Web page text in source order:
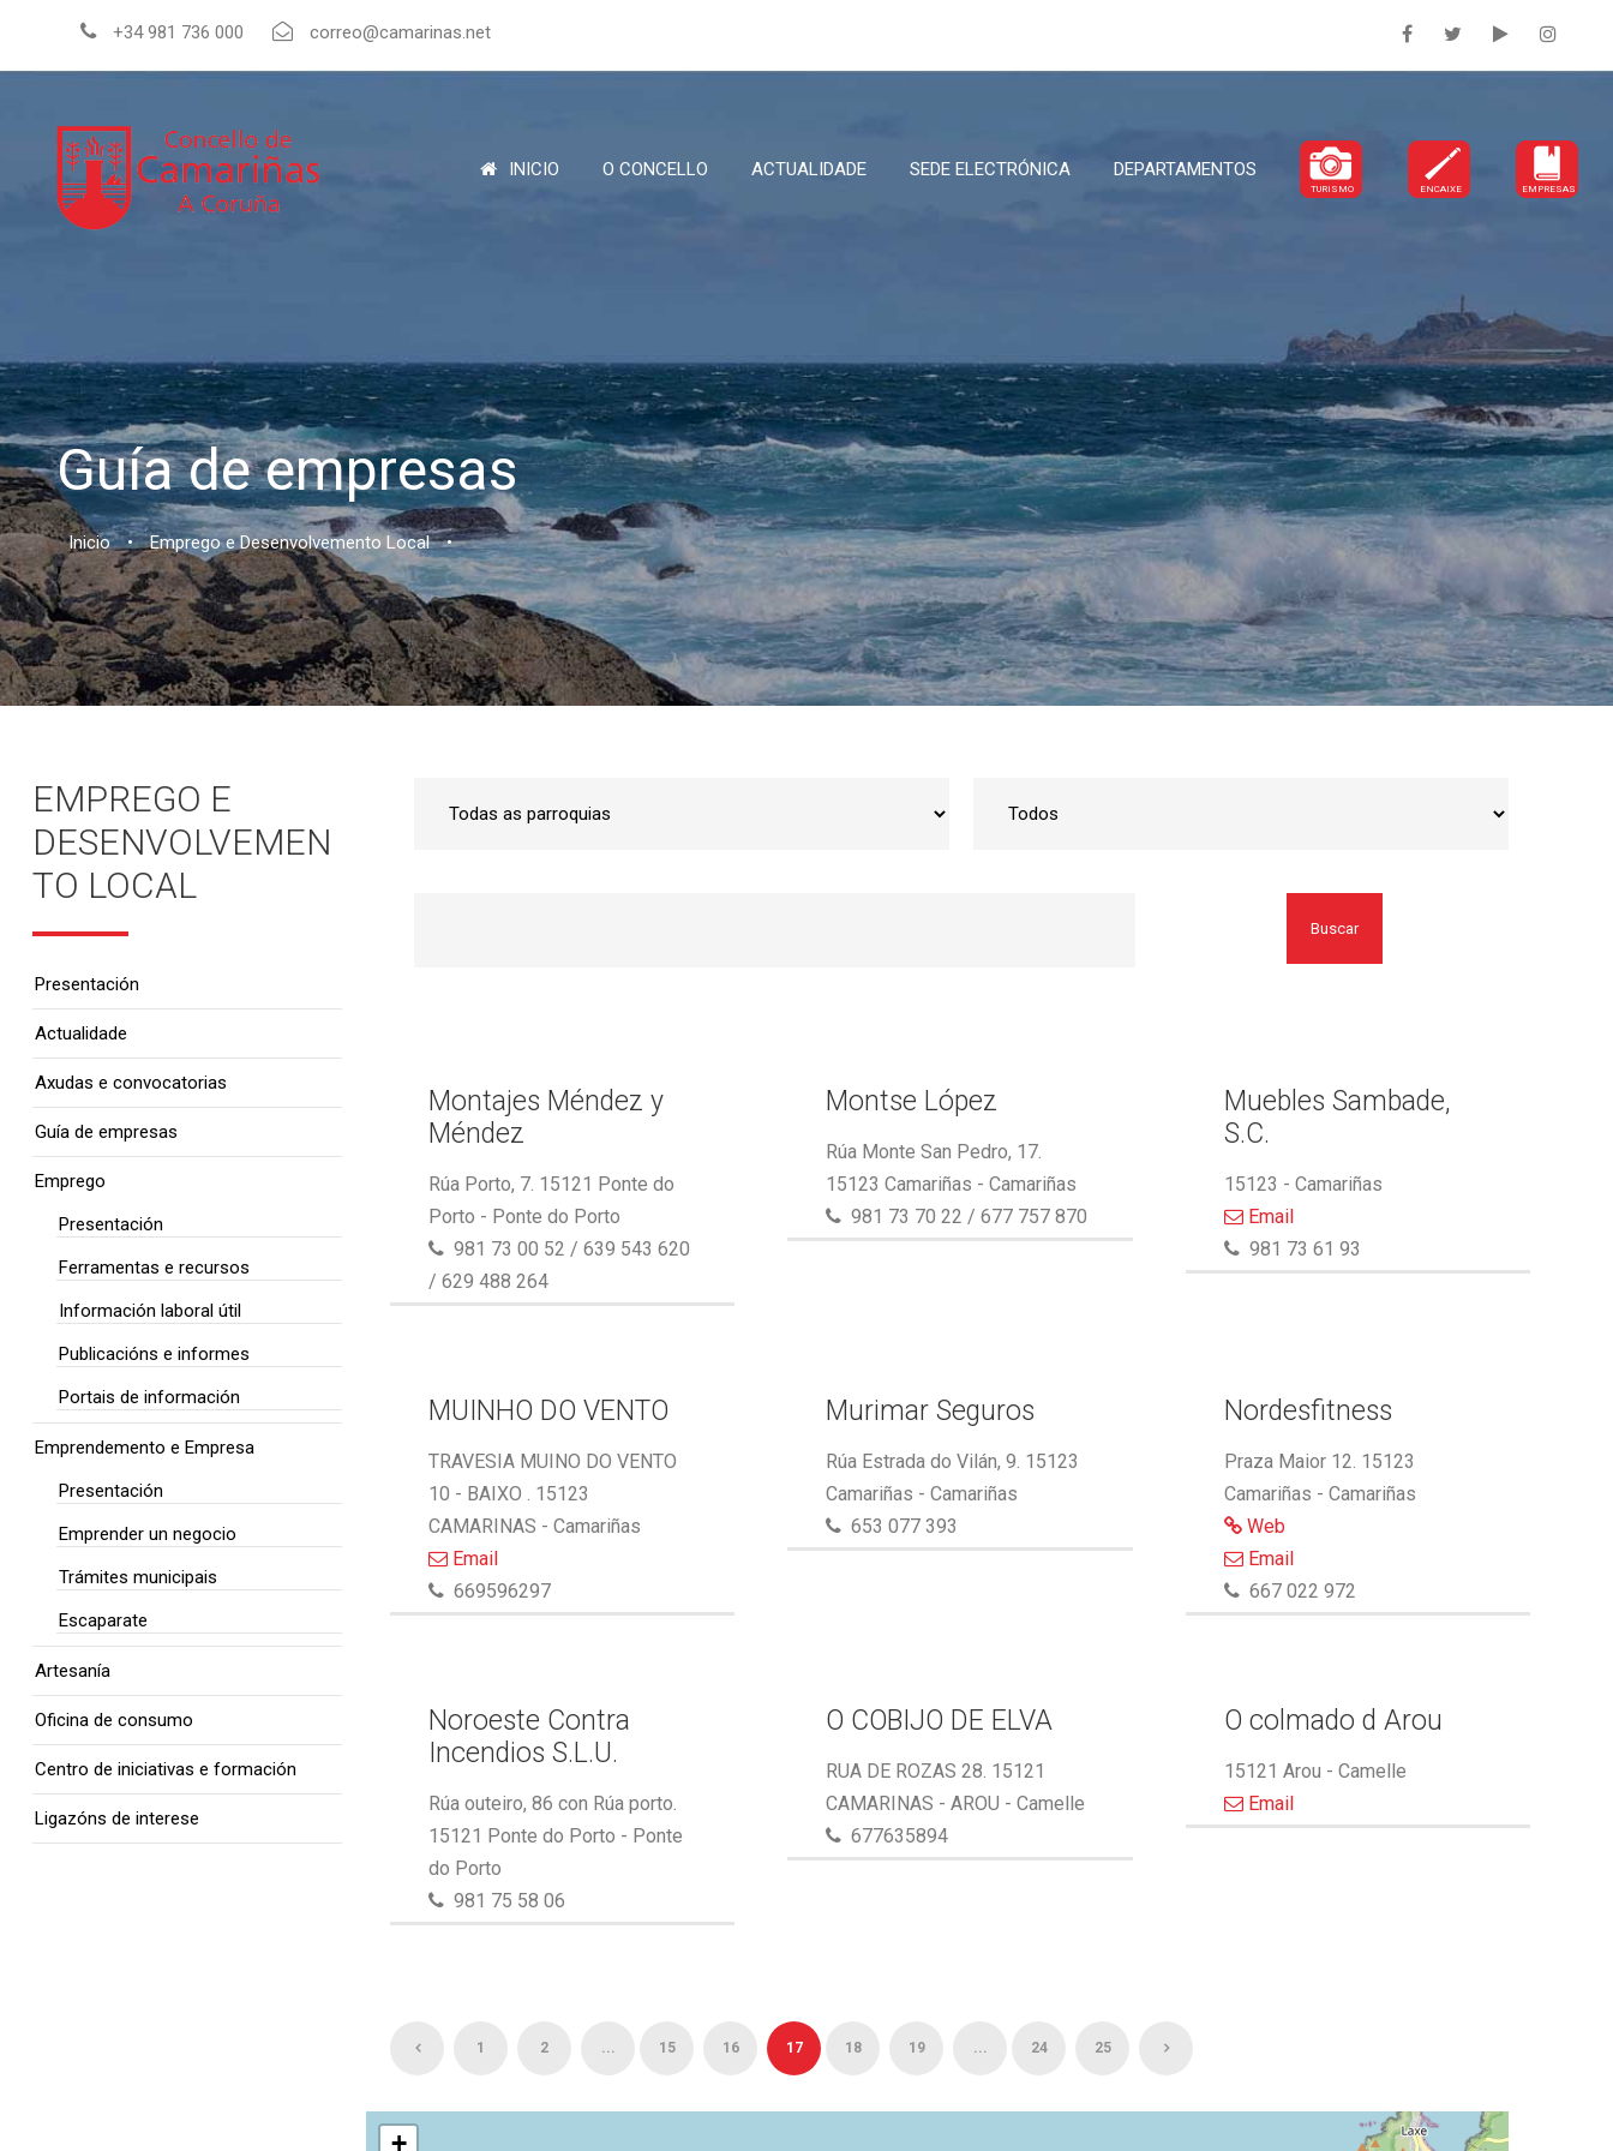
+34 981 736 000 correo@camarinas.net
INICIO O CONCELLO ACTUALIDADE SEDE ELECTRÓNICA DEPARTAMENTOS
TURISMO ENCAIXE EMPRESAS
Guía de empresas
Inicio • Emprego e Desenvolvemento Local •
Buscar
Montajes Méndez y
Méndez
Rúa Porto, 7. 15121 Ponte do
Porto - Ponte do Porto
981 73 00 52 / 639 543 620
/ 629 488 264
Montse López
Rúa Monte San Pedro, 17.
15123 Camariñas - Camariñas
981 73 70 22 / 677 757 870
Muebles Sambade,
S.C.
15123 - Camariñas
Email
981 73 61 93
MUINHO DO VENTO
TRAVESIA MUINO DO VENTO
10 - BAIXO . 15123
CAMARINAS - Camariñas
Email
669596297
Murimar Seguros
Rúa Estrada do Vilán, 9. 15123
Camariñas - Camariñas
653 077 393
Nordesfitness
Praza Maior 12. 15123
Camariñas - Camariñas
Web
Email
667 022 972
Noroeste Contra
Incendios S.L.U.
Rúa outeiro, 86 con Rúa porto.
15121 Ponte do Porto - Ponte
do Porto
981 75 58 06
O COBIJO DE ELVA
RUA DE ROZAS 28. 15121
CAMARINAS - AROU - Camelle
677635894
O colmado d Arou
15121 Arou - Camelle
Email
1 2 ... 15 16 17 18 19 ... 24 25
+
EMPREGO E
DESENVOLVEMEN
TO LOCAL
Presentación
Actualidade
Axudas e convocatorias
Guía de empresas
Emprego
Presentación
Ferramentas e recursos
Información laboral útil
Publicacións e informes
Portais de información
Emprendemento e Empresa
Presentación
Emprender un negocio
Trámites municipais
Escaparate
Artesanía
Oficina de consumo
Centro de iniciativas e formación
Ligazóns de interese